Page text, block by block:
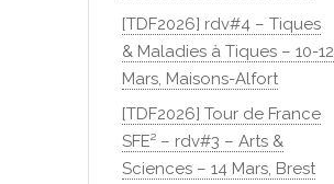
[TDF2026] rdv#4 – Tiques
& Maladies à Tiques – 10-12
Mars, Maisons-Alfort
[TDF2026] Tour de France
SFE² – rdv#3 – Arts &
Sciences – 14 Mars, Brest